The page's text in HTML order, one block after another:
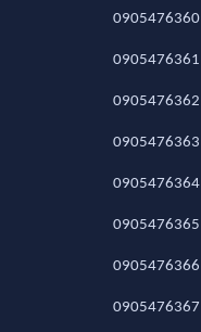
0905476360
0905476361
0905476362
0905476363
0905476364
0905476365
0905476366
0905476367